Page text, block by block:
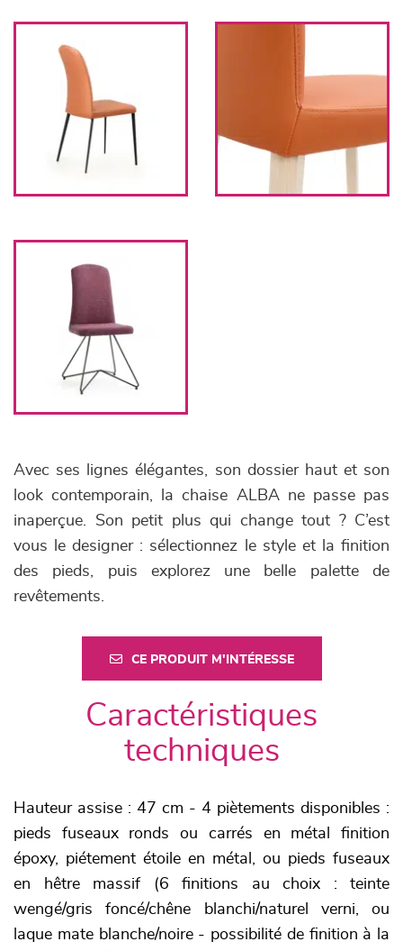
Avec ses lignes élégantes, son dossier haut et son
look contemporain, la chaise ALBA ne passe pas
inaperçue. Son petit plus qui change tout ? C’est
vous le designer : sélectionnez le style et la finition
des pieds, puis explorez une belle palette de
revêtements.
CE PRODUIT M'INTÉRESSE
Caractéristiques
techniques
Hauteur assise : 47 cm - 4 piètements disponibles :
pieds fuseaux ronds ou carrés en métal finition
époxy, piétement étoile en métal, ou pieds fuseaux
en hêtre massif (6 finitions au choix : teinte
wengé/gris foncé/chêne blanchi/naturel verni, ou
laque mate blanche/noire - possibilité de finition à la